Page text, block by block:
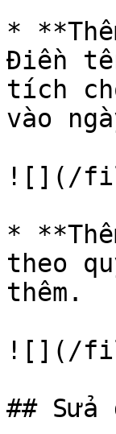
*
Điền
tích
vào
![](/
*
theo
thêm.
![](/
##